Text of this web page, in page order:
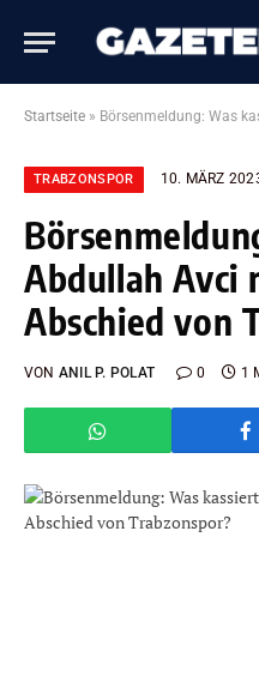
Startseite » Börsenmeldung: Was kassiert
TRABZONSPOR 10. MÄRZ
Abdullah Avci
Abschied von
VON ANIL P. POLAT 0 1